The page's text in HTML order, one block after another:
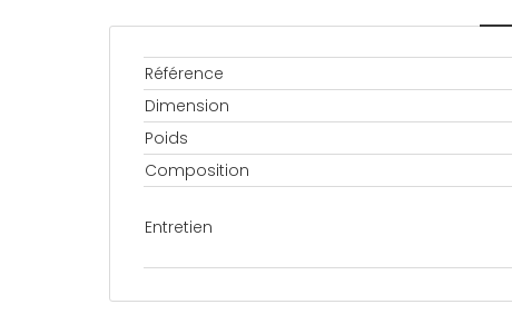
Référence
Dimension
Poids
Composition
Entretien